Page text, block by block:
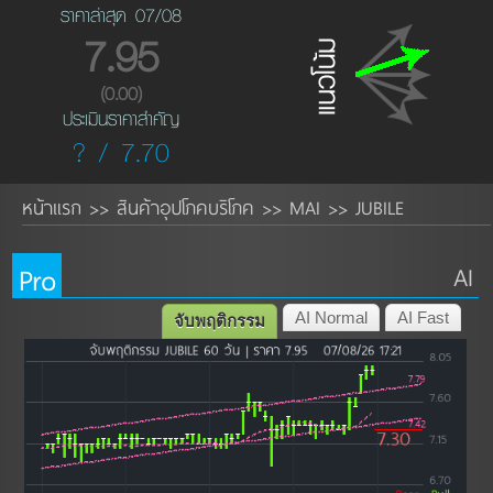
ราคาล่าสุด 07/08
7.95
(0.00)
ประเมินราคาสำคัญ
? / 7.70
หน้าแรก >> สินค้าอุปโภคบริโภค >> MAI >> JUBILE
Pro AI
AI Fast
AI Normal
จับพฤติกรรม